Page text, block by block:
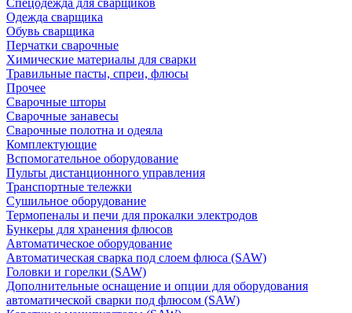
Спецодежда для сварщиков
Одежда сварщика
Обувь сварщика
Перчатки сварочные
Химические материалы для сварки
Травильные пасты, спреи, флюсы
Прочее
Сварочные шторы
Сварочные занавесы
Сварочные полотна и одеяла
Комплектующие
Вспомогательное оборудование
Пульты дистанционного управления
Транспортные тележки
Сушильное оборудование
Термопеналы и печи для прокалки электродов
Бункеры для хранения флюсов
Автоматическое оборудование
Автоматическая сварка под слоем флюса (SAW)
Головки и горелки (SAW)
Дополнительные оснащение и опции для оборудования
автоматической сварки под флюсом (SAW)